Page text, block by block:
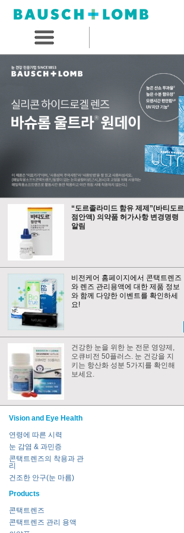
“도르졸라미드 함유 제제”(바티도르
점안액) 의약품 허가사항 변경명령
알림
비전케어 홈페이지에서 콘택트렌즈
와 렌즈 관리용액에 대한 제품 정보
와 함께 다양한 이벤트를 확인하세
요!
건강한 눈을 위한 눈 전문 영양제,
오큐비전 50플러스. 눈 건강을 지
키는 항산화 성분 5가지를 확인해
보세요.
Vision and Eye Health
연령에 따른 시력
눈 감염 & 과민증
콘택트렌즈의 착용과 관
리
건조한 안구(눈 마름)
Products
콘택트렌즈
콘택트렌즈 관리 용액